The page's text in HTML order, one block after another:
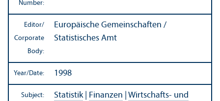
Number:
Editor/
Corporate
Body:
Europäische Gemeinschaften /
Statistisches Amt
Year/Date: 1998
Subject: Statistik| Finanzen
Wirtschafts- und